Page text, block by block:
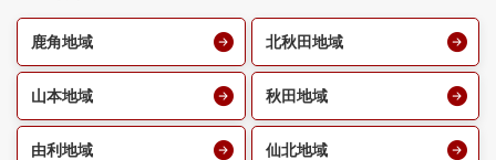
鹿角地域 北秋田地域
山本地域 秋田地域
由利地域 仙北地域